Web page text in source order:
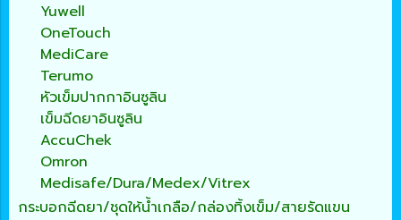
Yuwell
OneTouch
MediCare
Terumo
หัวเข็มปากกาอินซูลิน
เข็มฉีดยาอินซูลิน
AccuChek
Omron
Medisafe/Dura/Medex/Vitrex
กระบอกฉีดยา/ชุดให้น้ำเกลือ/กล่องทิ้งเข็ม/สายรัดแขน